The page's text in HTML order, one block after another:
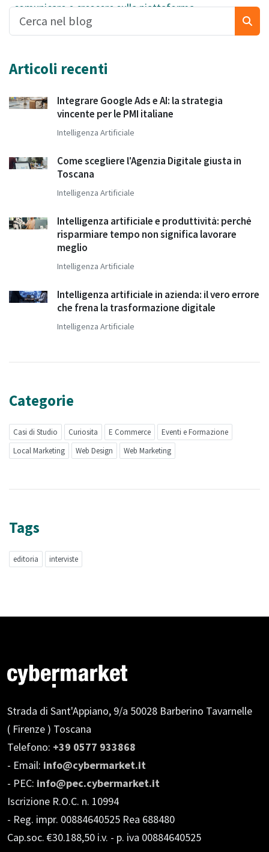
comunicare e crescere sulla piattaforma
Articoli recenti
Integrare Google Ads e AI: la strategia
vincente per le PMI italiane
Intelligenza Artificiale
Come scegliere l'Agenzia Digitale giusta in
Toscana
Intelligenza Artificiale
Intelligenza artificiale e produttività: perché
risparmiare tempo non significa lavorare
meglio
Intelligenza Artificiale
Intelligenza artificiale in azienda: il vero errore
che frena la trasformazione digitale
Intelligenza Artificiale
Categorie
Casi di Studio Curiosita E Commerce
Eventi e Formazione
Local Marketing
Web Design Web Marketing
Tags
editoria interviste
Strada di Sant'Appiano, 9/a 50028 Barberino Tavarnelle
( Firenze ) Toscana
Telefono: +39 0577 933868
- Email: info@cybermarket.it
- PEC: info@pec.cybermarket.it
Iscrizione R.O.C. n. 10994
- Reg. impr. 00884640525 Rea 688480
Cap.soc. €30.188,50 i.v. - p. iva 00884640525